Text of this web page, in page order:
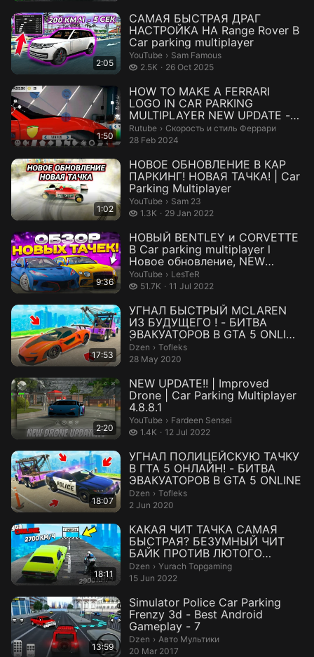
2:05
САМАЯ БЫСТРАЯ ДРАГ
НАСТРОЙКА НА Range Rover В
Car parking multiplayer
YouTube › Sam Famous.
Sam Famous
2.5K
2.5 thousand views
26 Oct 2025
1:50
HOW TO MAKE A FERRARI
LOGO IN CAR PARKING
MULTIPLAYER NEW UPDATE -
DESIGN CAR
Rutube › Скорость и стиль Феррари.
Скорость и стиль Феррари
28 Feb 2024
1:02
НОВОЕ ОБНОВЛЕНИЕ В КАР
ПАРКИНГ! НОВАЯ ТАЧКА! | Car
Parking Multiplayer
YouTube › Sam 23.
Sam 23
1.3K
1.3 thousand views
29 Jan 2022
9:36
НОВЫЙ BENTLEY и CORVETTE
В Car parking multiplayer l
Новое обновление, NEW
UPDATE CPM
YouTube › LesTeR.
LesTeR
51.7K
51.7 thousand views
11 Jul 2022
17:53
УГНАЛ БЫСТРЫЙ MCLAREN
ИЗ БУДУЩЕГО ! - БИТВА
ЭВАКУАТОРОВ В GTA 5 ONLINE
| Tofleks | Дз...
Dzen › Tofleks.
Tofleks
28 May 2020
2:20
NEW UPDATE!! | Improved
Drone | Car Parking Multiplayer
4.8.8.1
YouTube › Fardeen Sensei.
Fardeen Sensei
1.4K
1.4 thousand views
12 Jul 2022
18:07
УГНАЛ ПОЛИЦЕЙСКУЮ ТАЧКУ
В ГТА 5 ОНЛАЙН! - БИТВА
ЭВАКУАТОРОВ В GTA 5 ONLINE
Dzen › Tofleks.
Tofleks
2 Jun 2020
18:11
КАКАЯ ЧИТ ТАЧКА САМАЯ
БЫСТРАЯ? БЕЗУМНЫЙ ЧИТ
БАЙК ПРОТИВ ЛЮТОГО
ДРАГСТЕРА! ДРАГ РЕЙСИН...
Dzen › Yurach Topgaming.
Yurach Topgaming
15 Jun 2022
13:59
Simulator Police Car Parking
Frenzy 3d - Best Android
Gameplay - 7
Dzen › Авто Мультики.
Авто Мультики
20 Mar 2017